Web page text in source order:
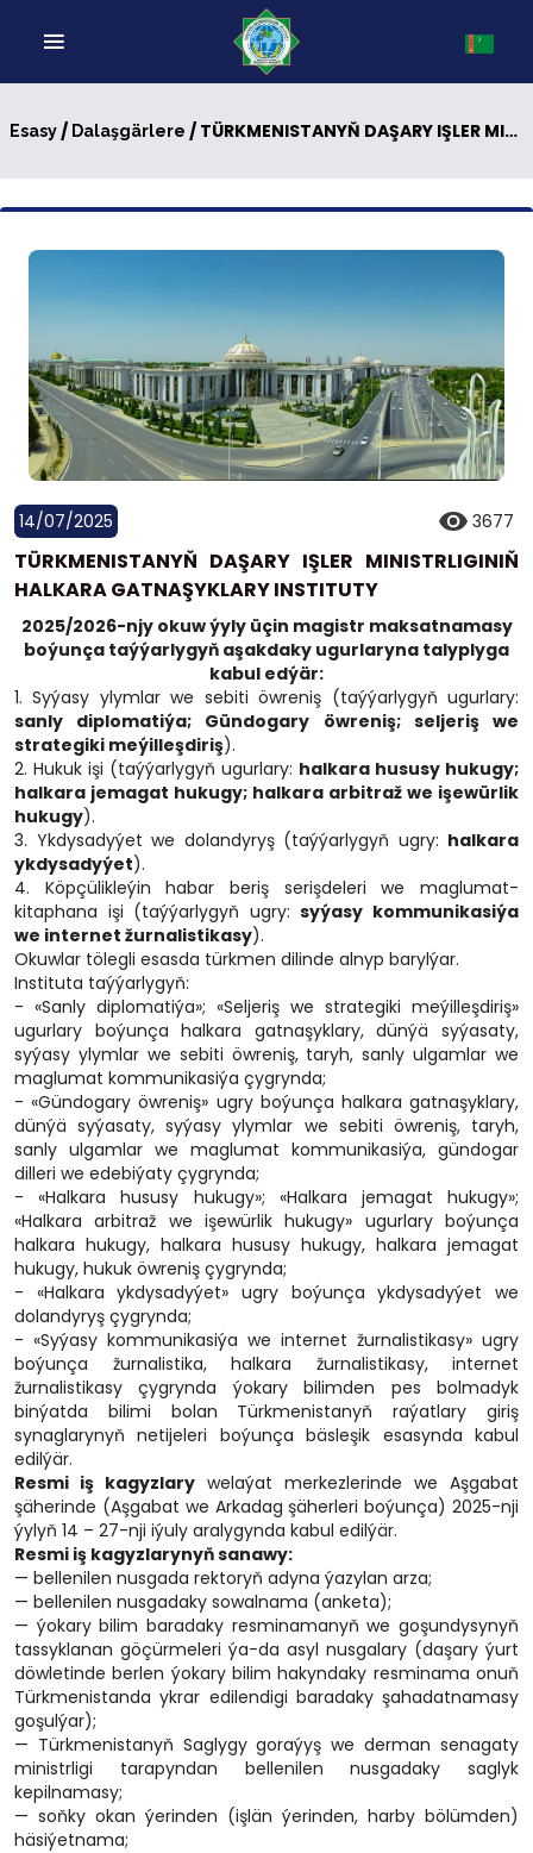
Esasy/ Dalaşgärlere / TÜRKMENISTANYŇ DAŞARY IŞLER MINISTRLIGINIŇ HALKARA GATNAŞYKLARY INSTITUTY
14/07/2025 3677
TÜRKMENISTANYŇ DAŞARY IŞLER MINISTRLIGINIŇ
HALKARA GATNAŞYKLARY INSTITUTY
2025/2026-njy okuw ýyly üçin magistr maksatnamasy
boýunça taýýarlygyň aşakdaky ugurlaryna talyplyga
kabul edýär:
1. Syýasy ylymlar we sebiti öwreniş (taýýarlygyň ugurlary:
sanly diplomatiýa; Gündogary öwreniş; seljeriş we
strategiki meýilleşdiriş).
2. Hukuk işi (taýýarlygyň ugurlary: halkara hususy hukugy;
halkara jemagat hukugy; halkara arbitraž we işewürlik
hukugy).
3. Ykdysadyýet we dolandyryş (taýýarlygyň ugry: halkara
ykdysadyýet).
4. Köpçülikleýin habar beriş serişdeleri we maglumat-
kitaphana işi (taýýarlygyň ugry:syýasy kommunikasiýa
we internet žurnalistikasy).
Okuwlar tölegli esasda türkmen dilinde alnyp barylýar.
Instituta taýýarlygyň:
- «Sanly diplomatiýa»; «Seljeriş we strategiki meýilleşdiriş»
ugurlary boýunça halkara gatnaşyklary, dünýä syýasaty,
syýasy ylymlar we sebiti öwreniş, taryh, sanly ulgamlar we
maglumat kommunikasiýa çygrynda;
- «Gündogary öwreniş» ugry boýunça halkara gatnaşyklary,
dünýä syýasaty, syýasy ylymlar we sebiti öwreniş, taryh,
sanly ulgamlar we maglumat kommunikasiýa, gündogar
dilleri we edebiýaty çygrynda;
- «Halkara hususy hukugy»; «Halkara jemagat hukugy»;
«Halkara arbitraž we işewürlik hukugy» ugurlary boýunça
halkara hukugy, halkara hususy hukugy, halkara jemagat
hukugy, hukuk öwreniş çygrynda;
- «Halkara ykdysadyýet» ugry boýunça ykdysadyýet we
dolandyryş çygrynda;
- «Syýasy kommunikasiýa we internet žurnalistikasy» ugry
boýunça žurnalistika, halkara žurnalistikasy, internet
žurnalistikasy çygrynda ýokary bilimden pes bolmadyk
binýatda bilimi bolan Türkmenistanyň raýatlary giriş
synaglarynyň netijeleri boýunça bäsleşik esasynda kabul
edilýär.
Resmi iş kagyzlary welaýat merkezlerinde we Aşgabat
şäherinde (Aşgabat we Arkadag şäherleri boýunça) 2025-nji
ýylyň 14 – 27-nji iýuly aralygynda kabul edilýär.
Resmi iş kagyzlarynyň sanawy:
— bellenilen nusgada rektoryň adyna ýazylan arza;
— bellenilen nusgadaky sowalnama (anketa);
— ýokary bilim baradaky resminamanyň we goşundysynyň
tassyklanan göçürmeleri ýa-da asyl nusgalary (daşary ýurt
döwletinde berlen ýokary bilim hakyndaky resminama onuň
Türkmenistanda ykrar edilendigi baradaky şahadatnamasy
goşulýar);
— Türkmenistanyň Saglygy goraýyş we derman senagaty
ministrligi tarapyndan bellenilen nusgadaky saglyk
kepilnamasy;
— soňky okan ýerinden (işlän ýerinden, harby bölümden)
häsiýetnama;